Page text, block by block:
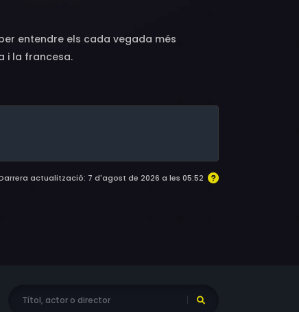
entendre els cada vegada més
i la francesa.
actualització: 7 d'agost de 2026 a les 05:52